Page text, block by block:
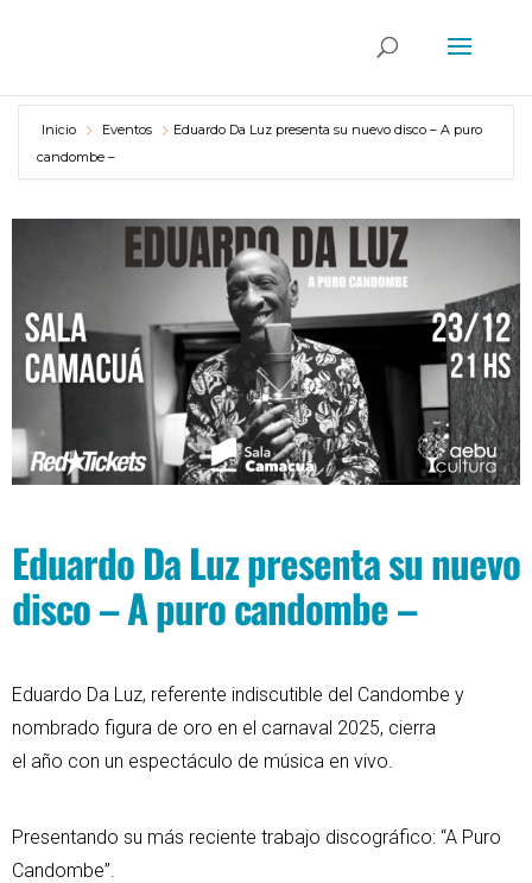
Inicio Eventos
Eduardo Da Luz presenta su nuevo disco – A puro
candombe –
Eduardo Da Luz presenta su nuevo
disco – A puro candombe –
Eduardo Da Luz, referente indiscutible del Candombe y
nombrado figura de oro en el carnaval 2025, cierra
el año con un espectáculo de música en vivo.
Presentando su más reciente trabajo discográfico: “A Puro
Candombe”.